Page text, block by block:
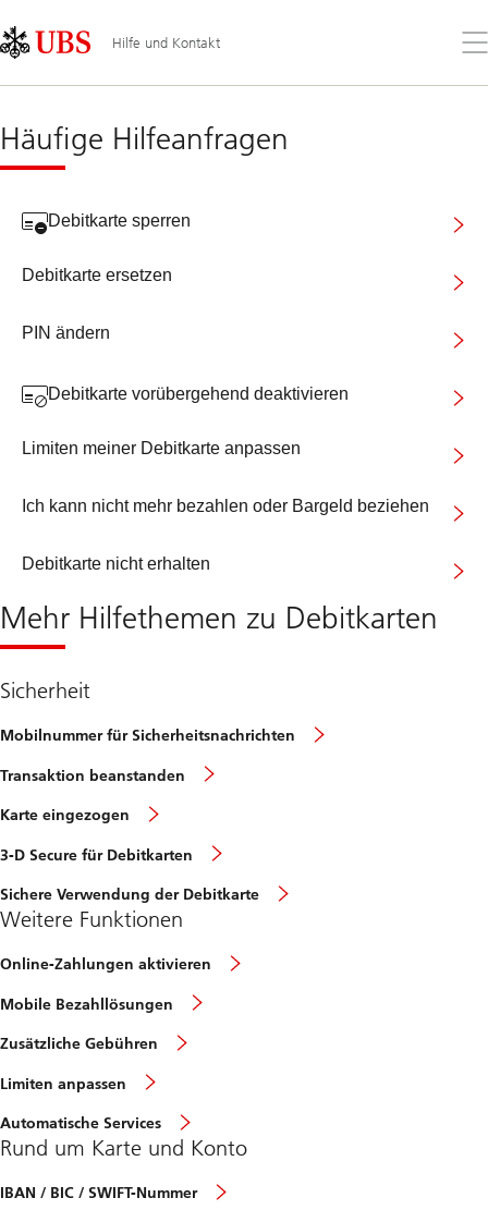
Links
Area
Hilfe und Kontakt
Sie
Häufige Hilfeanfragen
Debitkarte sperren
Debitkarte ersetzen
PIN ändern
Debitkarte vorübergehend deaktivieren
Limiten meiner Debitkarte anpassen
Ich kann nicht mehr bezahlen oder Bargeld beziehen
Debitkarte nicht erhalten
Mehr Hilfethemen zu Debitkarten
Sicherheit
Mobilnummer für Sicherheitsnachrichten
Transaktion beanstanden
Karte eingezogen
3-D Secure für Debitkarten
Sichere Verwendung der Debitkarte
Weitere Funktionen
Online-Zahlungen aktivieren
Mobile Bezahllösungen
Zusätzliche Gebühren
Limiten anpassen
Automatische Services
Rund um Karte und Konto
IBAN / BIC / SWIFT-Nummer